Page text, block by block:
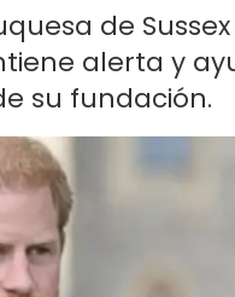
de
alerta y
su fundación.